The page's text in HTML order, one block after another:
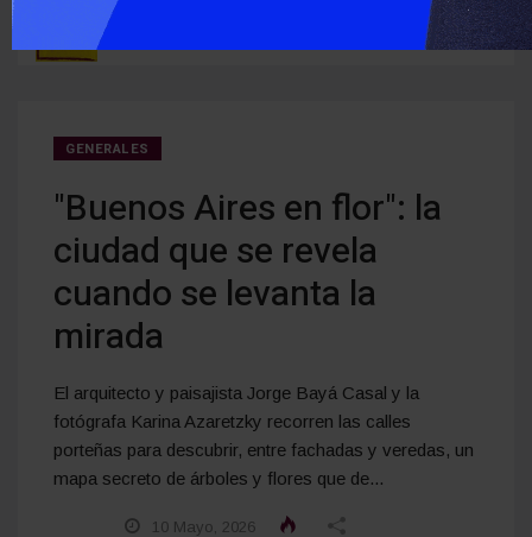
GENERALES
"Buenos Aires en flor": la
ciudad que se revela
cuando se levanta la
mirada
El arquitecto y paisajista Jorge Bayá Casal y la
fotógrafa Karina Azaretzky recorren las calles
porteñas para descubrir, entre fachadas y veredas, un
mapa secreto de árboles y flores que de...
10 Mayo, 2026